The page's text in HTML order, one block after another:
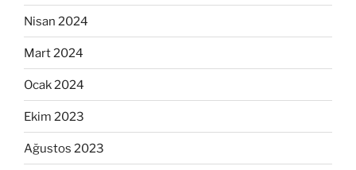
Nisan 2024
Mart 2024
Ocak 2024
Ekim 2023
Ağustos 2023